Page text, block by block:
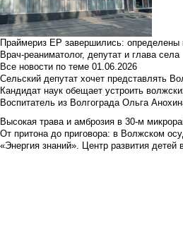
Праймериз ЕР завершились:
Врач-реаниматолог, депутат и глава села
Все новости по теме 01.06.2026
Сельский депутат хочет представлять
Кандидат наук обещает устроить
Воспитатель из Волгограда Ольга
Высокая трава и амброзия в 30‑м
От притона до приговора: в Волжском
«Энергия знаний». Центр развития детей